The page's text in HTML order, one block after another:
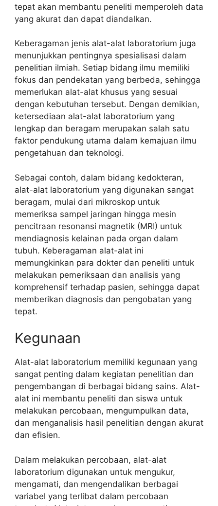
tepat akan membantu peneliti memperoleh data
yang akurat dan dapat diandalkan.
Keberagaman jenis alat-alat laboratorium juga
menunjukkan pentingnya spesialisasi dalam
penelitian ilmiah. Setiap bidang ilmu memiliki
fokus dan pendekatan yang berbeda, sehingga
memerlukan alat-alat khusus yang sesuai
dengan kebutuhan tersebut. Dengan demikian,
ketersediaan alat-alat laboratorium yang
lengkap dan beragam merupakan salah satu
faktor pendukung utama dalam kemajuan ilmu
pengetahuan dan teknologi.
Sebagai contoh, dalam bidang kedokteran,
alat-alat laboratorium yang digunakan sangat
beragam, mulai dari mikroskop untuk
memeriksa sampel jaringan hingga mesin
pencitraan resonansi magnetik (MRI) untuk
mendiagnosis kelainan pada organ dalam
tubuh. Keberagaman alat-alat ini
memungkinkan para dokter dan peneliti untuk
melakukan pemeriksaan dan analisis yang
komprehensif terhadap pasien, sehingga dapat
memberikan diagnosis dan pengobatan yang
tepat.
Kegunaan
Alat-alat laboratorium memiliki kegunaan yang
sangat penting dalam kegiatan penelitian dan
pengembangan di berbagai bidang sains. Alat-
alat ini membantu peneliti dan siswa untuk
melakukan percobaan, mengumpulkan data,
dan menganalisis hasil penelitian dengan akurat
dan efisien.
Dalam melakukan percobaan, alat-alat
laboratorium digunakan untuk mengukur,
mengamati, dan mengendalikan berbagai
variabel yang terlibat dalam percobaan